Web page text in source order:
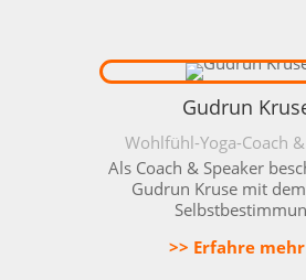
Gudrun
Wohlfühl-Yoga-Coach
Als Coach & Speaker
Gudrun Kruse mit
>> Erfahre mehr